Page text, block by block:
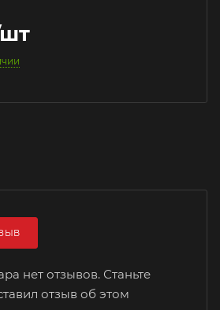
нет отзывов. Станьте
отзыв об этом